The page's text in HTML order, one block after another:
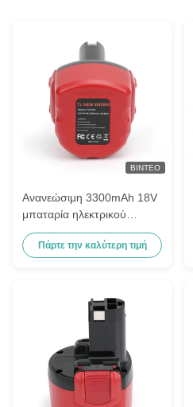
ΒΊΝΤΕΟ
Ανανεώσιμη 3300mAh 18V
μπαταρία ηλεκτρικού
εργαλείου για ηλεκτρονικά
εργαλεία Bosch
Πάρτε την καλύτερη τιμή